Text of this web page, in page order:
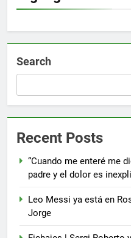
Search
Recent Posts
“Cuando me enteré me
padre y el dolor es
Leo Messi ya está en
Jorge